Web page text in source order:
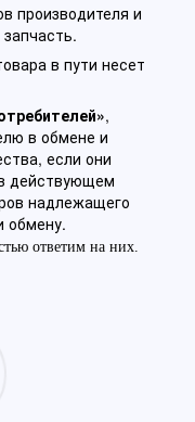
производителя и
в пути несет
,
в обмене и
если они
действующем
надлежащего
обмену.
ответим на них.